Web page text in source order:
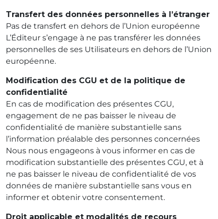
Transfert des données personnelles à l’étranger
Pas de transfert en dehors de l’Union européenne
L’Éditeur s’engage à ne pas transférer les données
personnelles de ses Utilisateurs en dehors de l’Union
européenne.
Modification des CGU et de la politique de
confidentialité
En cas de modification des présentes CGU,
engagement de ne pas baisser le niveau de
confidentialité de manière substantielle sans
l’information préalable des personnes concernées
Nous nous engageons à vous informer en cas de
modification substantielle des présentes CGU, et à
ne pas baisser le niveau de confidentialité de vos
données de manière substantielle sans vous en
informer et obtenir votre consentement.
Droit applicable et modalités de recours